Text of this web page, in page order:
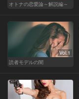
オトナの恋愛論～解説編～
Vol.1
読者モデルの闇